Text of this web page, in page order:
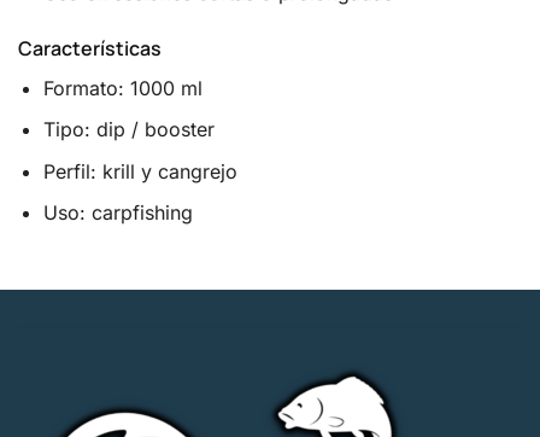
Características
Formato: 1000 ml
Tipo: dip / booster
Perfil: krill y cangrejo
Uso: carpfishing